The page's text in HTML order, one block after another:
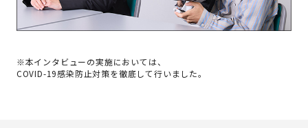
※本インタビューの実施においては、
COVID-19感染防止対策を徹底して行いました。